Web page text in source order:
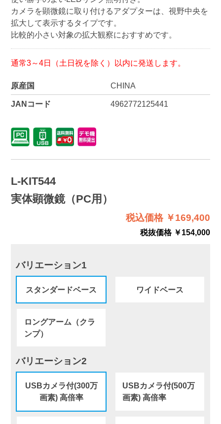
カメラを顕微鏡に取り付けるアダプターは、視野中央を
拡大して表示するタイプです。
比較的小さい対象の拡大観察におすすめです。
通常3～4日（土日祝を除く）以内に発送します。
原産国 CHINA
JANコード 4962772125441
L-KIT544
実体顕微鏡（PC用）
税込価格 ￥169,400
税抜価格 ￥154,000
バリエーション1
スタンダードベース ワイドベース
ロングアーム（クラ
ンプ）
バリエーション2
USBカメラ付(300万
画素) 高倍率
USBカメラ付(500万
画素) 高倍率